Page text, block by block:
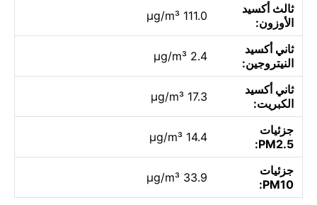
ثالث أكسيد
الأوزون:
111.0 µg/m³
ثاني أكسيد
النيتروجين:
2.4 µg/m³
ثاني أكسيد
الكبريت:
17.3 µg/m³
جزئيات
PM2.5:
14.4 µg/m³
جزئيات
PM10:
33.9 µg/m³